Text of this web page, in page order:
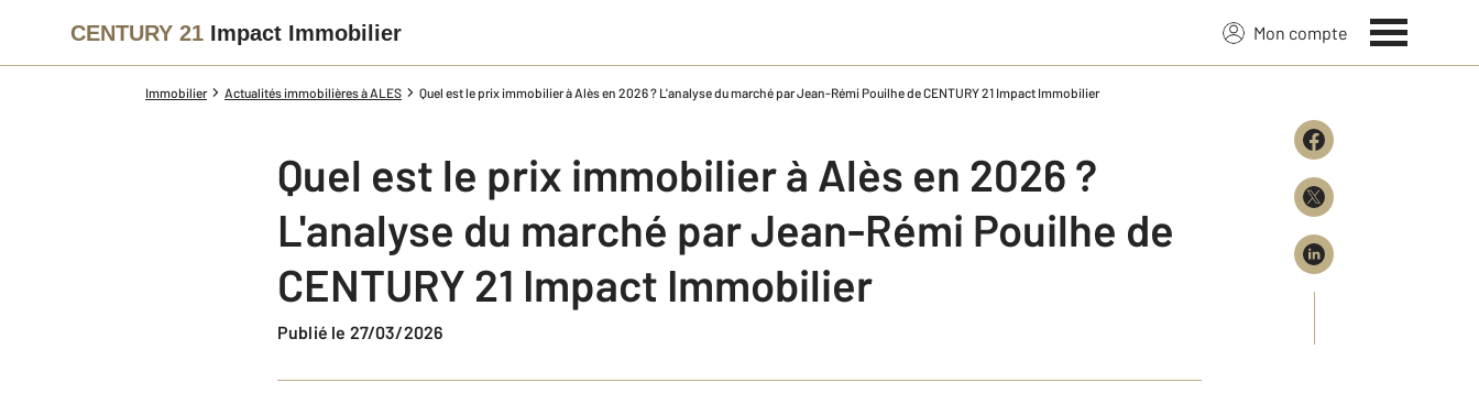
CENTURY 21 Impact Immobilier Mon compte
Immobilier Actualités immobilières à ALES Quel est le prix immobilier à Alès en 2026 ? L'analyse du marché par Jean-Rémi Pouilhe de CENTURY 21 Impact Immobilier
Quel est le prix immobilier à Alès en 2026 ?
L'analyse du marché par Jean-Rémi Pouilhe de
CENTURY 21 Impact Immobilier
Publié le 27/03/2026